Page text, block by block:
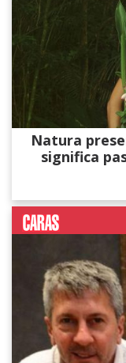
Natura
significa